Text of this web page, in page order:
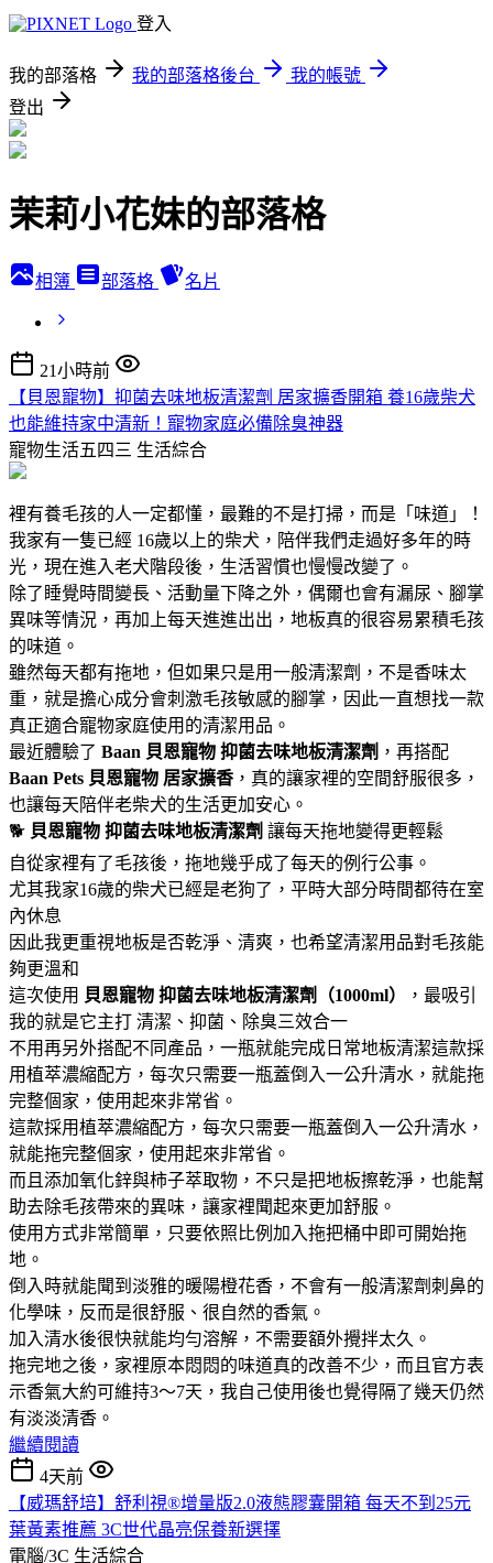
登入
我的部落格 我的部落格後台
我的帳號
登出
茉莉小花妹的部落格
相簿 部落格 名片
21小時前
【貝恩寵物】抑菌去味地板清潔劑 居家擴香開箱 養16歲柴犬
也能維持家中清新！寵物家庭必備除臭神器
寵物生活五四三 生活綜合
裡有養毛孩的人一定都懂，最難的不是打掃，而是「味道」！
我家有一隻已經 16歲以上的柴犬，陪伴我們走過好多年的時
光，現在進入老犬階段後，生活習慣也慢慢改變了。
除了睡覺時間變長、活動量下降之外，偶爾也會有漏尿、腳掌
異味等情況，再加上每天進進出出，地板真的很容易累積毛孩
的味道。
雖然每天都有拖地，但如果只是用一般清潔劑，不是香味太
重，就是擔心成分會刺激毛孩敏感的腳掌，因此一直想找一款
真正適合寵物家庭使用的清潔用品。
最近體驗了 Baan 貝恩寵物 抑菌去味地板清潔劑 ，再搭配
Baan Pets 貝恩寵物 居家擴香 ，真的讓家裡的空間舒服很多，
也讓每天陪伴老柴犬的生活更加安心。
🐕 貝恩寵物 抑菌去味地板清潔劑 讓每天拖地變得更輕鬆
自從家裡有了毛孩後，拖地幾乎成了每天的例行公事。
尤其我家16歲的柴犬已經是老狗了，平時大部分時間都待在室
內休息
因此我更重視地板是否乾淨、清爽，也希望清潔用品對毛孩能
夠更溫和
這次使用 貝恩寵物 抑菌去味地板清潔劑（1000ml）
，最吸引
我的就是它主打 清潔、抑菌、除臭三效合一
不用再另外搭配不同產品，一瓶就能完成日常地板清潔這款採
用植萃濃縮配方，每次只需要一瓶蓋倒入一公升清水，就能拖
完整個家，使用起來非常省。
這款採用植萃濃縮配方，每次只需要一瓶蓋倒入一公升清水，
就能拖完整個家，使用起來非常省。
而且添加氧化鋅與柿子萃取物，不只是把地板擦乾淨，也能幫
助去除毛孩帶來的異味，讓家裡聞起來更加舒服。
使用方式非常簡單，只要依照比例加入拖把桶中即可開始拖
地。
倒入時就能聞到淡雅的暖陽橙花香，不會有一般清潔劑刺鼻的
化學味，反而是很舒服、很自然的香氣。
加入清水後很快就能均勻溶解，不需要額外攪拌太久。
拖完地之後，家裡原本悶悶的味道真的改善不少，而且官方表
示香氣大約可維持3～7天，我自己使用後也覺得隔了幾天仍然
有淡淡清香。
繼續閱讀
4天前
【威瑪舒培】舒利視®增量版2.0液態膠囊開箱 每天不到25元
葉黃素推薦 3C世代晶亮保養新選擇
電腦/3C 生活綜合